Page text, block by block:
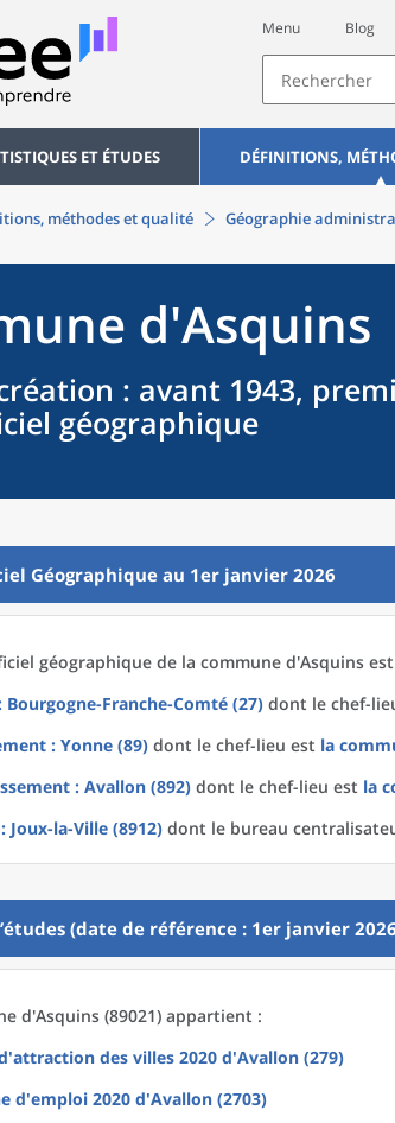
Menu Blog
ET ÉTUDES DÉFINITIONS,
méthodes et qualité Géographie
d'Asquins
: avant 1943,
géographique
Géographique au 1er janvier 2026
géographique de la commune d'Asquins
Bourgogne-Franche-Comté (27) dont le chef-
: Yonne (89) dont le chef-lieu est la
: Avallon (892) dont le chef-lieu est la
: Joux-la-Ville (8912) dont le bureau
(date de référence : 1er janvier
d'Asquins (89021) appartient :
des villes 2020 d'Avallon (279)
d'emploi 2020 d'Avallon (2703)